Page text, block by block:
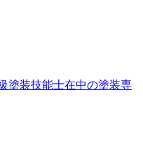
装技能士在中の塗装専